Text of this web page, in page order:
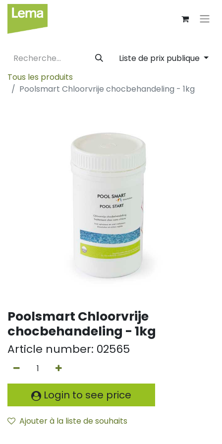
Liste de prix publique
Tous les produits
Poolsmart Chloorvrije chocbehandeling - 1kg
Poolsmart Chloorvrije
chocbehandeling - 1kg
Article number: 02565
Login to see price
Ajouter à la liste de souhaits